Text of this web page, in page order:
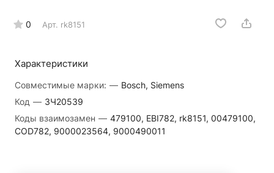
0 Арт. rk8151
Характеристики
Совместимые марки: — Bosch, Siemens
Код — ЗЧ20539
Коды взаимозамен — 479100, EBI782, rk8151, 00479100,
COD782, 9000023564, 9000490011